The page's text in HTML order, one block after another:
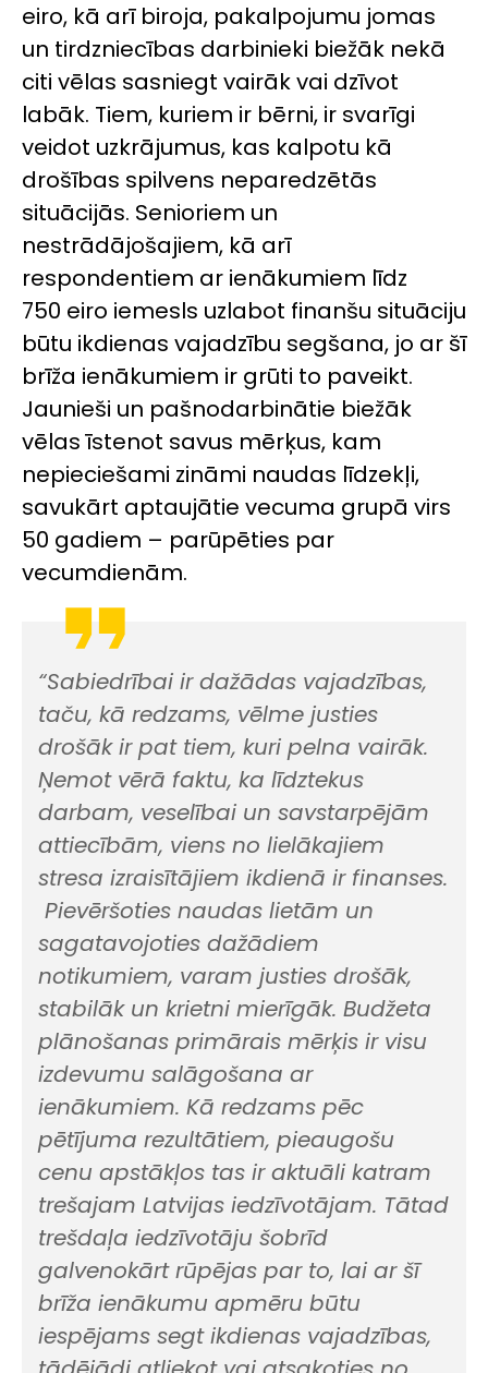
eiro, kā arī biroja, pakalpojumu jomas
un tirdzniecības darbinieki biežāk nekā
citi vēlas sasniegt vairāk vai dzīvot
labāk. Tiem, kuriem ir bērni, ir svarīgi
veidot uzkrājumus, kas kalpotu kā
drošības spilvens neparedzētās
situācijās. Senioriem un
nestrādājošajiem, kā arī
respondentiem ar ienākumiem līdz
750 eiro iemesls uzlabot finanšu situāciju
būtu ikdienas vajadzību segšana, jo ar šī
brīža ienākumiem ir grūti to paveikt.
Jaunieši un pašnodarbinātie biežāk
vēlas īstenot savus mērķus, kam
nepieciešami zināmi naudas līdzekļi,
savukārt aptaujātie vecuma grupā virs
50 gadiem – parūpēties par
vecumdienām.
“Sabiedrībai ir dažādas vajadzības,
taču, kā redzams, vēlme justies
drošāk ir pat tiem, kuri pelna vairāk.
Ņemot vērā faktu, ka līdztekus
darbam, veselībai un savstarpējām
attiecībām, viens no lielākajiem
stresa izraisītājiem ikdienā ir finanses.
Pievēršoties naudas lietām un
sagatavojoties dažādiem
notikumiem, varam justies drošāk,
stabilāk un krietni mierīgāk. Budžeta
plānošanas primārais mērķis ir visu
izdevumu salāgošana ar
ienākumiem. Kā redzams pēc
pētījuma rezultātiem, pieaugošu
cenu apstākļos tas ir aktuāli katram
trešajam Latvijas iedzīvotājam. Tātad
trešdaļa iedzīvotāju šobrīd
galvenokārt rūpējas par to, lai ar šī
brīža ienākumu apmēru būtu
iespējams segt ikdienas vajadzības,